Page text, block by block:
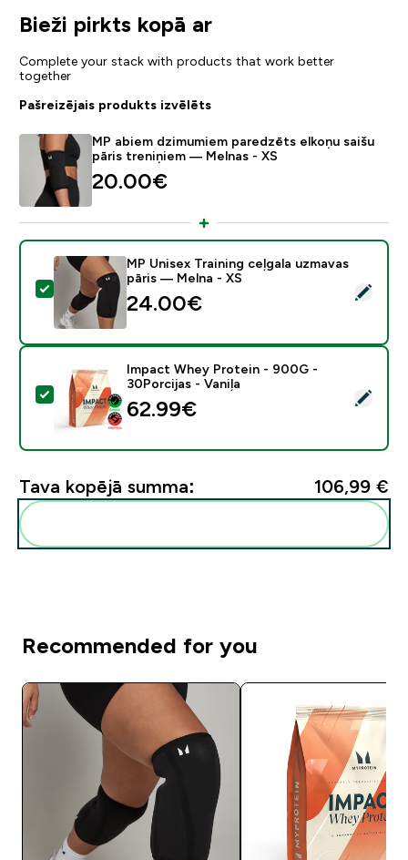
Bieži pirkts kopā ar
Complete your stack with products that work better
together
Pašreizējais produkts izvēlēts
MP abiem dzimumiem paredzēts elkoņu saišu
pāris treniņiem — Melnas - XS
20.00€‎
Atlasīt šo produktu - MP Unisex Training ceļgala
MP Unisex Training ceļgala uzmavas
pāris — Melna - XS
24.00€‎
Atlasīt šo produktu - Impact Whey Protein - 900G -
Impact Whey Protein - 900G -
30Porcijas - Vaniļa
62.99€‎
Tava kopējā summa: 106,99 €‎
Recommended for you